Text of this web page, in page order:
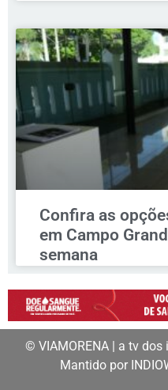
Confira as
em Campo
semana
© VIAMORENA | a tv
Mantido por